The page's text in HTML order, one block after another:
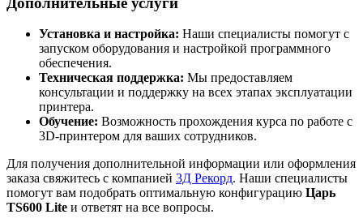
Установка и настройка: Наши специалисты помогут с
запуском оборудования и настройкой программного
обеспечения.
Техническая поддержка: Мы предоставляем
консультации и поддержку на всех этапах эксплуатации
принтера.
Обучение: Возможность прохождения курса по работе с
3D-принтером для ваших сотрудников.
Для получения дополнительной информации или оформления
заказа свяжитесь с компанией 3Д Рекорд. Наши специалисты
помогут вам подобрать оптимальную конфигурацию Царь
TS600 Lite и ответят на все вопросы.